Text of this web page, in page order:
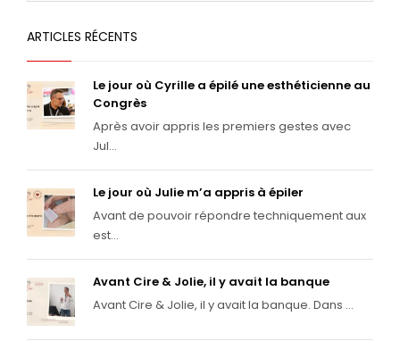
ARTICLES RÉCENTS
Le jour où Cyrille a épilé une esthéticienne au
Congrès
Après avoir appris les premiers gestes avec
Jul...
Le jour où Julie m’a appris à épiler
Avant de pouvoir répondre techniquement aux
est...
Avant Cire & Jolie, il y avait la banque
Avant Cire & Jolie, il y avait la banque. Dans ...